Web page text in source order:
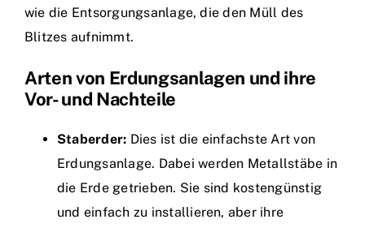
wie die Entsorgungsanlage, die den Müll des
Blitzes aufnimmt.
Arten von Erdungsanlagen und ihre
Vor- und Nachteile
Staberder: Dies ist die einfachste Art von
Erdungsanlage. Dabei werden Metallstäbe in
die Erde getrieben. Sie sind kostengünstig
und einfach zu installieren, aber ihre